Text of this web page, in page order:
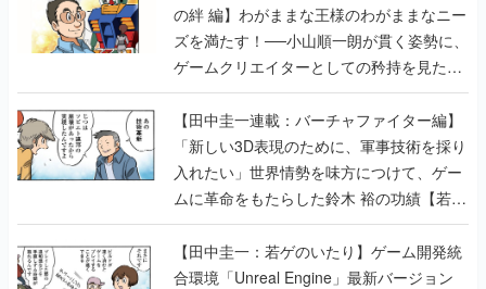
の絆 編】わがままな王様のわがままなニー
ズを満たす！──小山順一朗が貫く姿勢に、
ゲームクリエイターとしての矜持を見た
【若ゲのいたり最終回】
【田中圭一連載：バーチャファイター編】
「新しい3D表現のために、軍事技術を採り
入れたい」世界情勢を味方につけて、ゲー
ムに革命をもたらした鈴木 裕の功績【若ゲ
のいたり】
【田中圭一：若ゲのいたり】ゲーム開発統
合環境「Unreal Engine」最新バージョン